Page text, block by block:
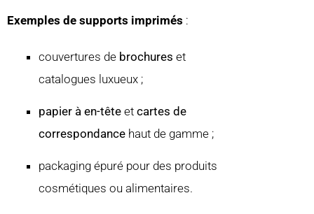
Exemples de supports imprimés :
couvertures de brochures et
catalogues luxueux ;
papier à en-tête et cartes de
correspondance haut de gamme ;
packaging épuré pour des produits
cosmétiques ou alimentaires.